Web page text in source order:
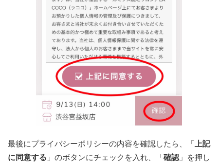
最後にプライバシーポリシーの内容を確認したら、「上記
に同意する 」のボタンにチェックを入れ、「確認」を押し